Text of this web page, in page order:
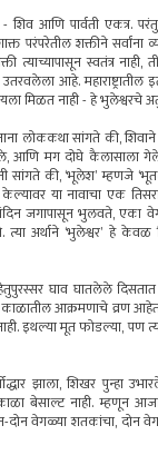
शिव आणि पार्वती एकत्र.
परंपरेतील शक्तीने सर्वांना
त्याच्यापासून स्वतंत्र नाही,
आहे. महाराष्ट्रातील
मिळत नाही - हे भुलेश्वरचे
लोककथा सांगते की,
आणि मग दोघे कैलासाला
सांगते की, ‌‘भूलेश‌’ म्हणजे
या नावाचा एक
जगापासून भुलवते, एका
अर्थाने ‌‘भुलेश्वर‌’ हे
घाव घातलेले
आक्रमणाचे व्रण आहेत.
इथल्या मूत फोडल्या, पण
झाला, शिखर पुन्हा
बेसाल्ट नाही. म्हणून
दोन वेगळ्या शतकांचा, दोन